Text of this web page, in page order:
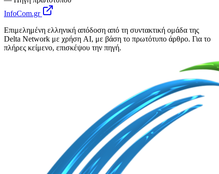
InfoCom.gr
Επιμελημένη ελληνική απόδοση από τη συντακτική ομάδα της
Delta Network με χρήση AI, με βάση το πρωτότυπο άρθρο. Για το
πλήρες κείμενο, επισκέψου την πηγή.